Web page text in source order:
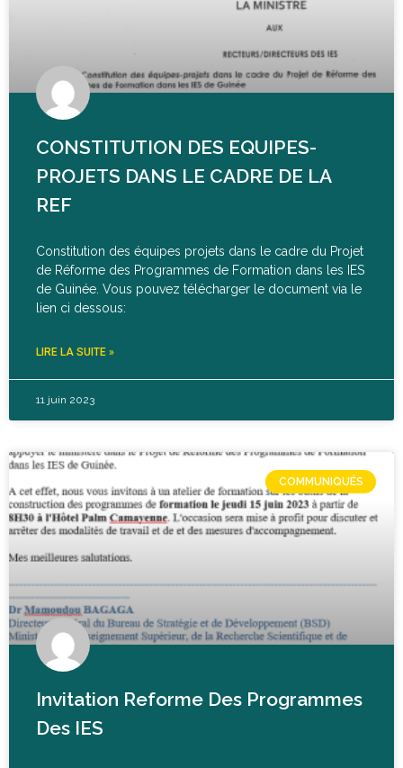
CONSTITUTION DES EQUIPES-
PROJETS DANS LE CADRE DE LA
REF
Constitution des équipes projets dans le cadre du Projet
de Réforme des Programmes de Formation dans les IES
de Guinée. Vous pouvez télécharger le document via le
lien ci dessous:
LIRE LA SUITE »
11 juin 2023
COMMUNIQUÉS
Invitation Reforme Des Programmes
Des IES